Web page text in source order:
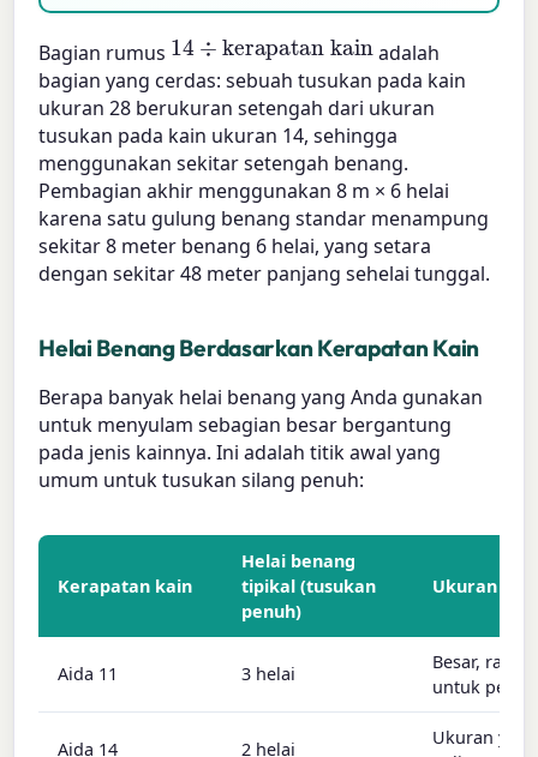
Bagian rumus 14 ÷
kerapatan kain
adalah
bagian yang cerdas: sebuah tusukan pada kain
ukuran 28 berukuran setengah dari ukuran
tusukan pada kain ukuran 14, sehingga
menggunakan sekitar setengah benang.
Pembagian akhir menggunakan 8 m × 6 helai
karena satu gulung benang standar menampung
sekitar 8 meter benang 6 helai, yang setara
dengan sekitar 48 meter panjang sehelai tunggal.
Helai Benang Berdasarkan Kerapatan Kain
Berapa banyak helai benang yang Anda gunakan
untuk menyulam sebagian besar bergantung
pada jenis kainnya. Ini adalah titik awal yang
umum untuk tusukan silang penuh:
Kerapatan kain
Helai benang
tipikal (tusukan
penuh)
Ukuran
Aida 11 3 helai
Besar, ramah
untuk
Aida 14 2 helai
Ukuran yang